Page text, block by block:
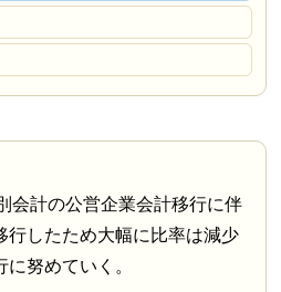
会計の公営企業会計移行に伴
行したため大幅に比率は減少
努めていく。